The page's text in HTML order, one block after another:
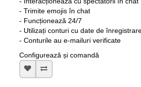
- Trimite emojis în chat
- Funcționează 24/7
- Utilizați conturi cu date de
- Conturile au e-mailuri verificate
Configurează și comandă